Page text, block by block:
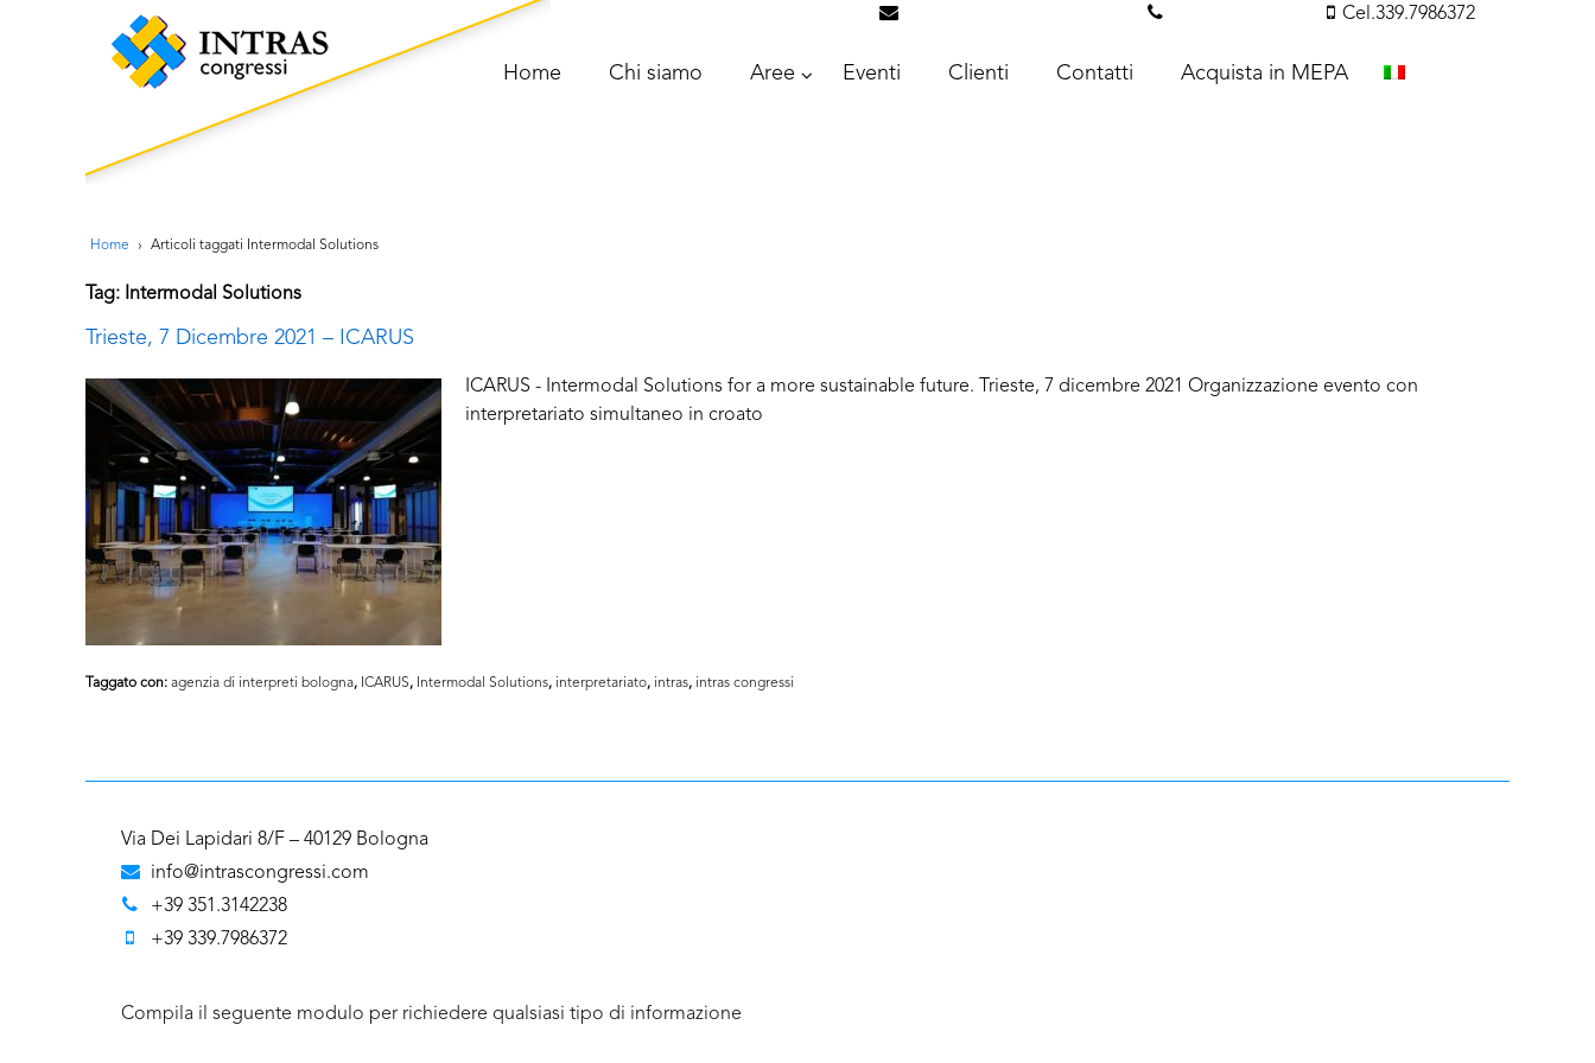
Home Chi siamo Aree Eventi Clienti Contatti Acquista in MEPA
Cel.339.7986372
Home › Articoli taggati Intermodal Solutions
Tag: Intermodal Solutions
Trieste, 7 Dicembre 2021 – ICARUS
ICARUS - Intermodal Solutions for a more sustainable future. Trieste, 7 dicembre 2021 Organizzazione evento con
interpretariato simultaneo in croato
Taggato con: agenzia di interpreti bologna, ICARUS, Intermodal Solutions, interpretariato, intras, intras congressi
Via Dei Lapidari 8/F – 40129 Bologna
info@intrascongressi.com
+39 351.3142238
+39 339.7986372
Compila il seguente modulo per richiedere qualsiasi tipo di informazione